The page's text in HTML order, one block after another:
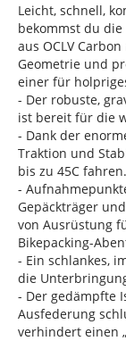
Leicht, schnell,
bekommst du
aus OCLV
Geometrie und
einer für
- Der robuste,
ist bereit für die
- Dank der
Traktion und
bis zu 45C fahren.
-
Gepäckträger
von Ausrüstung
Bikepacking-
- Ein schlankes,
die
- Der gedämpfte
Ausfederung
verhindert einen